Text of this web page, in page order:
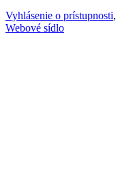
Vyhlásenie o prístupnosti,
Webové sídlo